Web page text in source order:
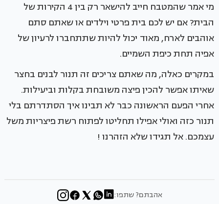
מי אמר שהמטבח חייב להישאר רק בין 4 הקירות של
הבית? אם יש לכם בית פרטי וילדים או שאתם סתם
אוהבים לארח, מאוד יכול להיות שתתחברו לרעיון של
אפיה תחת כיפת השמיים.
במקרים כאלה, מה שאתם צריכים זה תנור לבנים בחצר
שאיתו אפשר להכין פיצה משובחת בקלות וביעילות.
אחרי הפעם הראשונה כבר לא תבינו איך הסתדרתם בלי
תנור כזה ואולי אפילו תחליטו לפתוח רשת פיצריות משל
עצמכם. אל תגידו שלא הזהרנו !
אהבתם? שתפו: